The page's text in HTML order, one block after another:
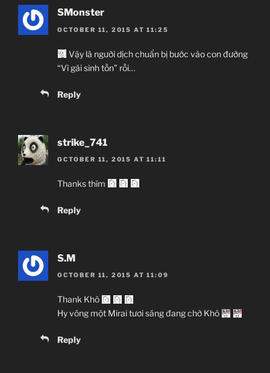
SMonster
OCTOBER 11, 2015 AT 11:25
Vậy là người dịch chuẩn bị bước vào con đường
“Vì gái sinh tồn” rồi…
Reply
strike_741
OCTOBER 11, 2015 AT 11:11
Thanks thím
Reply
S.M
OCTOBER 11, 2015 AT 11:09
Thank Khô
Hy vông một Mirai tươi sáng đang chờ Khô
Reply